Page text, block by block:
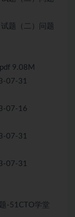
题（二）问题
9.08M
07-31
07-16
07-31
07-31
-51CTO学堂